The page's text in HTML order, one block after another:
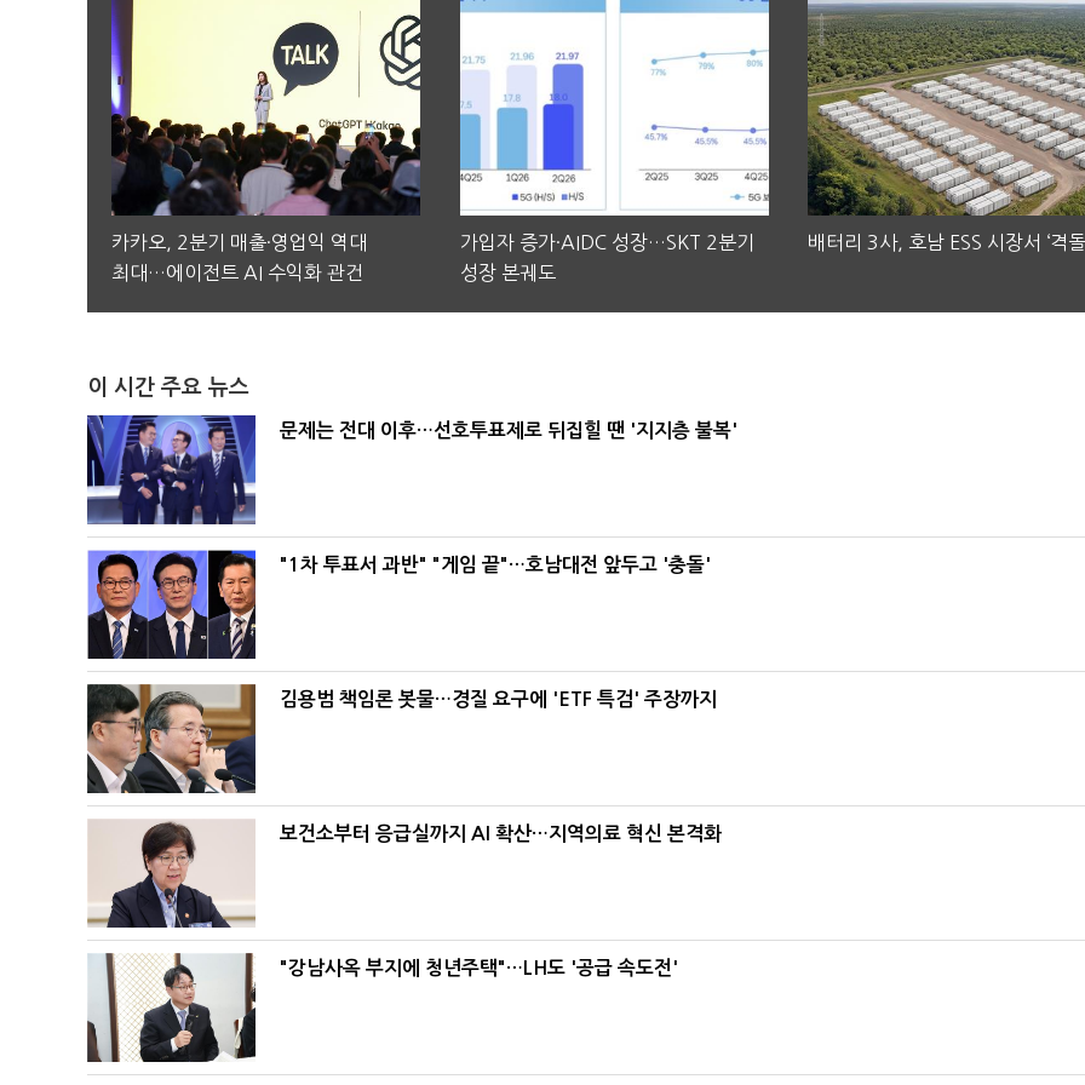
카카오, 2분기 매출·영업익 역대
최대…에이전트 AI 수익화 관건
가입자 증가·AIDC 성장…SKT 2분기
성장 본궤도
배터리 3사, 호남 ESS 시장서 ‘격돌
이 시간 주요 뉴스
문제는 전대 이후…선호투표제로 뒤집힐 땐 '지지층 불복'
"1차 투표서 과반" "게임 끝"…호남대전 앞두고 '충돌'
김용범 책임론 봇물…경질 요구에 'ETF 특검' 주장까지
보건소부터 응급실까지 AI 확산…지역의료 혁신 본격화
"강남사옥 부지에 청년주택"…LH도 '공급 속도전'